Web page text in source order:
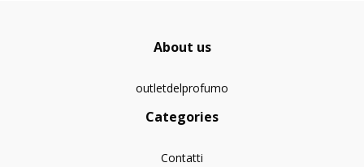
About us
outletdelprofumo
Categories
Contatti